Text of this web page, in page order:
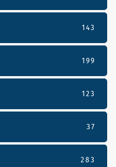
143
199
123
37
283